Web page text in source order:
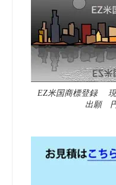
EZ米国商標登録 現
出願